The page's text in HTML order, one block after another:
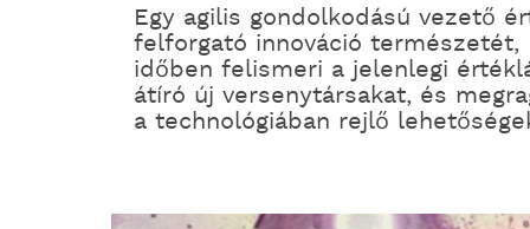
Egy agilis gondolkodású vezető
felforgató innováció természetét,
időben felismeri a jelenlegi
átíró új versenytársakat, és
a technológiában rejlő